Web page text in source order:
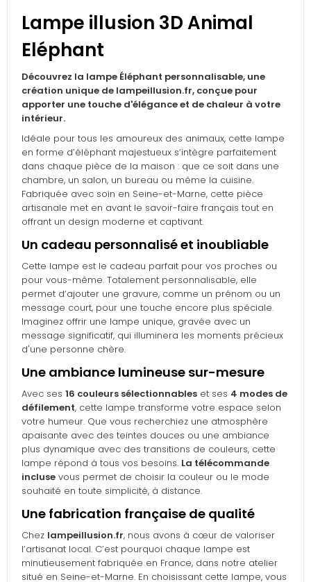
Lampe illusion 3D Animal
Eléphant
Découvrez la lampe Éléphant personnalisable, une
création unique de lampeillusion.fr, conçue pour
apporter une touche d'élégance et de chaleur à votre
intérieur.
Idéale pour tous les amoureux des animaux, cette lampe
en forme d’éléphant majestueux s’intègre parfaitement
dans chaque pièce de la maison : que ce soit dans une
chambre, un salon, un bureau ou même la cuisine.
Fabriquée avec soin en Seine-et-Marne, cette pièce
artisanale met en avant le savoir-faire français tout en
offrant un design moderne et captivant.
Un cadeau personnalisé et inoubliable
Cette lampe est le cadeau parfait pour vos proches ou
pour vous-même. Totalement personnalisable, elle
permet d’ajouter une gravure, comme un prénom ou un
message court, pour une touche encore plus spéciale.
Imaginez offrir une lampe unique, gravée avec un
message significatif, qui illuminera les moments précieux
d'une personne chère.
Une ambiance lumineuse sur-mesure
Avec ses 16 couleurs sélectionnables et ses 4 modes de
défilement, cette lampe transforme votre espace selon
votre humeur. Que vous recherchiez une atmosphère
apaisante avec des teintes douces ou une ambiance
plus dynamique avec des transitions de couleurs, cette
lampe répond à tous vos besoins. La télécommande
incluse vous permet de choisir la couleur ou le mode
souhaité en toute simplicité, à distance.
Une fabrication française de qualité
Chez lampeillusion.fr, nous avons à cœur de valoriser
l’artisanat local. C’est pourquoi chaque lampe est
minutieusement fabriquée en France, dans notre atelier
situé en Seine-et-Marne. En choisissant cette lampe, vous